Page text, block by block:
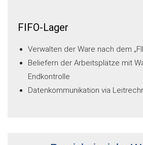
FIFO-Lager
Verwalten der Ware nach dem
Beliefern der Arbeitsplätze mit
Endkontrolle
Datenkommunikation via